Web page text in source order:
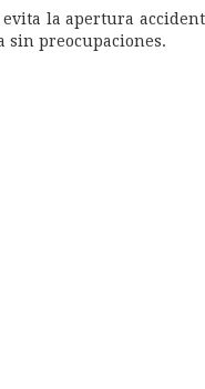
la apertura
sin preocupaciones.